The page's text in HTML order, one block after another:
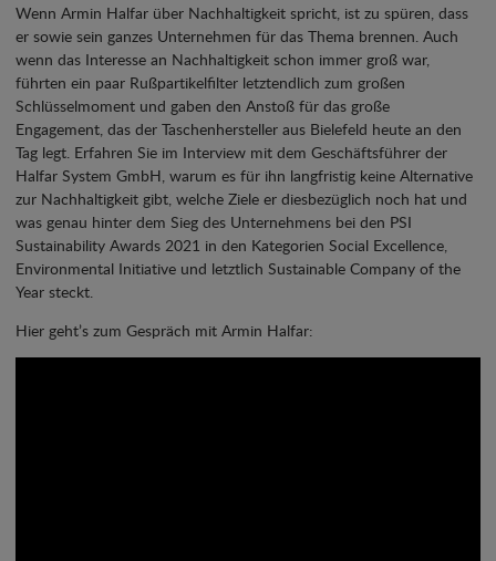
Wenn Armin Halfar über Nachhaltigkeit spricht, ist zu spüren, dass
er sowie sein ganzes Unternehmen für das Thema brennen. Auch
wenn das Interesse an Nachhaltigkeit schon immer groß war,
führten ein paar Rußpartikelfilter letztendlich zum großen
Schlüsselmoment und gaben den Anstoß für das große
Engagement, das der Taschenhersteller aus Bielefeld heute an den
Tag legt. Erfahren Sie im Interview mit dem Geschäftsführer der
Halfar System GmbH, warum es für ihn langfristig keine Alternative
zur Nachhaltigkeit gibt, welche Ziele er diesbezüglich noch hat und
was genau hinter dem Sieg des Unternehmens bei den PSI
Sustainability Awards 2021 in den Kategorien Social Excellence,
Environmental Initiative und letztlich Sustainable Company of the
Year steckt.
Hier geht’s zum Gespräch mit Armin Halfar: